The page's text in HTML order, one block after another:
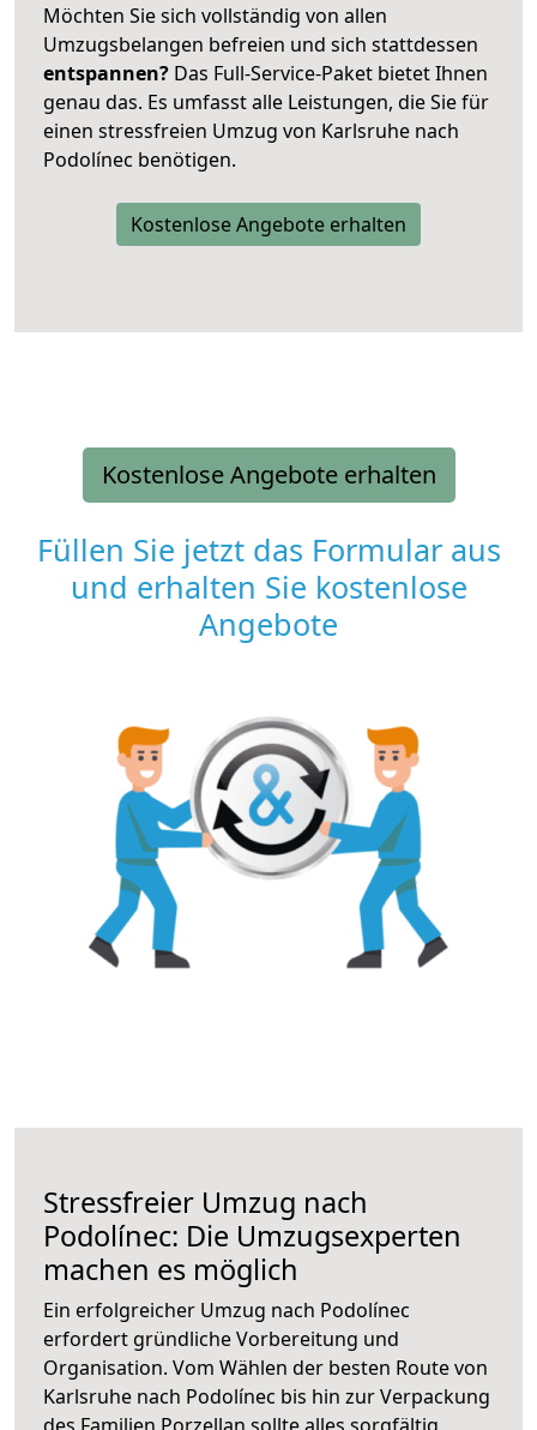
Möchten Sie sich vollständig von allen
Umzugsbelangen befreien und sich stattdessen
entspannen? Das Full-Service-Paket bietet Ihnen
genau das. Es umfasst alle Leistungen, die Sie für
einen stressfreien Umzug von Karlsruhe nach
Podolínec benötigen.
Kostenlose Angebote erhalten
Kostenlose Angebote erhalten
Füllen Sie jetzt das Formular aus
und erhalten Sie kostenlose
Angebote
Stressfreier Umzug nach
Podolínec: Die Umzugsexperten
machen es möglich
Ein erfolgreicher Umzug nach Podolínec
erfordert gründliche Vorbereitung und
Organisation. Vom Wählen der besten Route von
Karlsruhe nach Podolínec bis hin zur Verpackung